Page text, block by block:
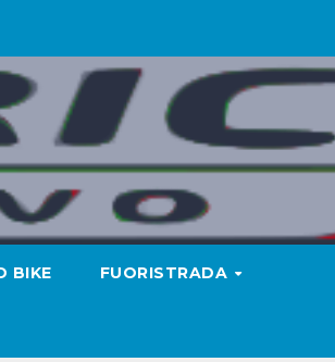
BIKE FUORISTRADA